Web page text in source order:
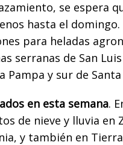
se espera
hasta el domingo.
para heladas
serranas de San
Pampa y sur de Santa
en esta semana.
de nieve y lluvia en
y también en